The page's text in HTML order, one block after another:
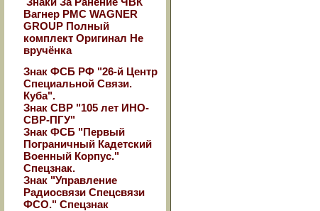
Вагнер РМС WAGNER
GROUP Полный
комплект Оригинал Не
вручёнка
Знак ФСБ РФ "26-й Центр
Специальной Связи.
Куба".
Знак СВР "105 лет ИНО-
СВР-ПГУ"
Знак ФСБ "Первый
Пограничный Кадетский
Военный Корпус."
Спецзнак.
Знак "Управление
Радиосвязи Спецсвязи
ФСО." Спецзнак